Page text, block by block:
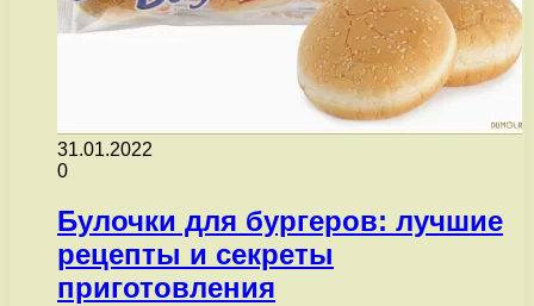
31.01.2022
0
Булочки для бургеров: лучшие
рецепты и секреты
приготовления